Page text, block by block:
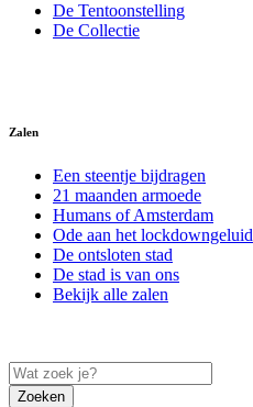
De Tentoonstelling
De Collectie
Zalen
Een steentje bijdragen
21 maanden armoede
Humans of Amsterdam
Ode aan het lockdowngeluid
De ontsloten stad
De stad is van ons
Bekijk alle zalen
Zoeken